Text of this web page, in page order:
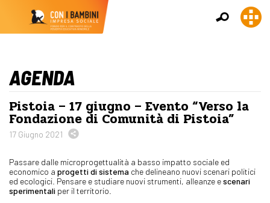
AGENDA
Pistoia – 17 giugno – Evento “Verso la
Fondazione di Comunità di Pistoia”
17 Giugno 2021
Passare dalle microprogettualità a basso impatto sociale ed
economico a progetti di sistema che delineano nuovi scenari politici
ed ecologici. Pensare e studiare nuovi strumenti, alleanze escenari
sperimentali per il territorio.